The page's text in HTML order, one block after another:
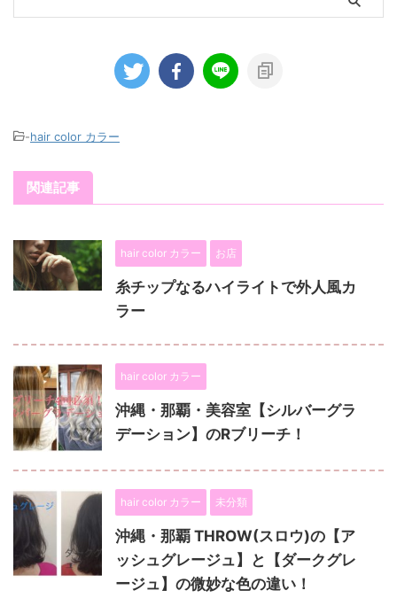
-hair color カラー
関連記事
hair color カラー お店
糸チップなるハイライトで外人風カ
ラー
hair color カラー
沖縄・那覇・美容室【シルバーグラ
デーション】のRブリーチ！
hair color カラー 未分類
沖縄・那覇 THROW(スロウ)の【ア
ッシュグレージュ】と【ダークグレ
ージュ】の微妙な色の違い！